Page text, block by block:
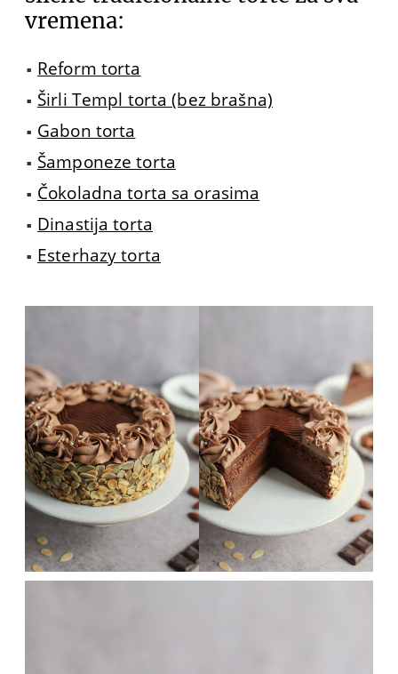
vremena:
Reform torta
Širli Templ torta (bez brašna)
Gabon torta
Šamponeze torta
Čokoladna torta sa orasima
Dinastija torta
Esterhazy torta